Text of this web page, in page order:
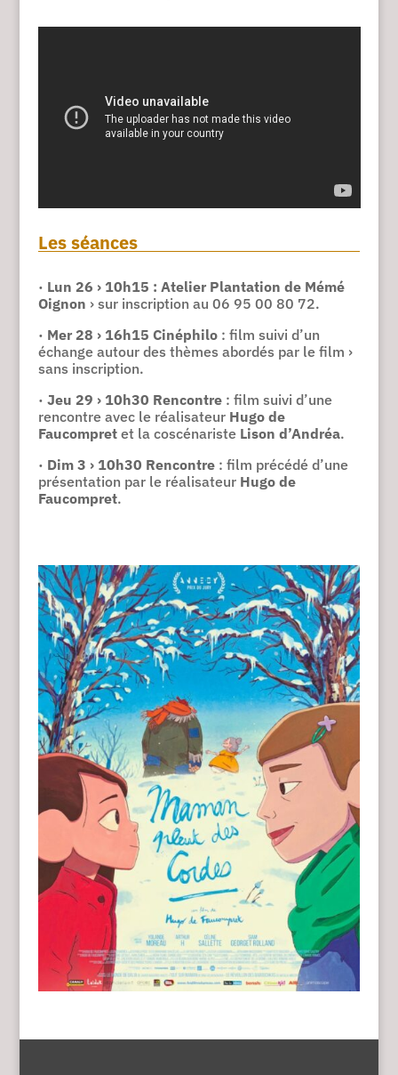
Les séances
· Lun 26 › 10h15 : Atelier Plantation de Mémé
Oignon › sur inscription au 06 95 00 80 72.
· Mer 28 › 16h15 Cinéphilo: film suivi d’un
échange autour des thèmes abordés par le film ›
sans inscription.
· Jeu 29 › 10h30 Rencontre : film suivi d’une
rencontre avec le réalisateur Hugo de
Faucompretet la coscénariste Lison d’Andréa.
· Dim 3 › 10h30 Rencontre : film précédé d’une
présentation par le réalisateur Hugo de
Faucompret.